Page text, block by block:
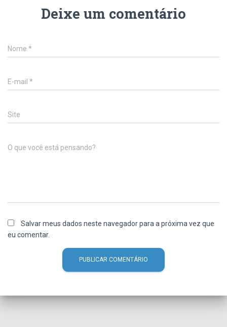
Deixe um comentário
Nome *
E-mail *
Site
O que você está pensando?
Salvar meus dados neste navegador para a próxima vez que
eu comentar.